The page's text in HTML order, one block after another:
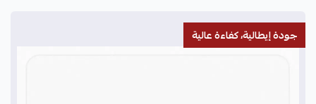
جودة إيطالية، كفاءة عالية